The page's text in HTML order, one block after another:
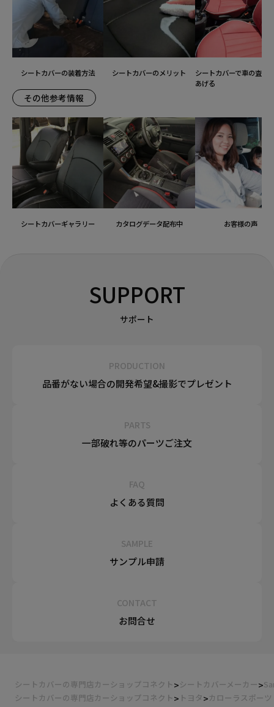
シートカバーの装着方法 シートカバーのメリット
シートカバーで車の査定
あげる
その他参考情報
シートカバーギャラリー カタログデータ配布中 お客様の声
SUPPORT
サポート
PRODUCTION
品番がない場合の開発希望&撮影でプレゼント
PARTS
一部破れ等のパーツご注文
FAQ
よくある質問
SAMPLE
サンプル申請
CONTACT
お問合せ
シートカバーの専門店カーショップコネクト シートカバーメーカー
シートカバーの専門店カーショップコネクト
トヨタ カローラスポー